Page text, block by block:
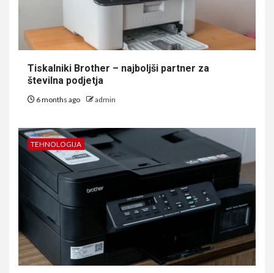
Tiskalniki Brother – najboljši partner za
številna podjetja
6 months ago admin
TEHNOLOGIJA